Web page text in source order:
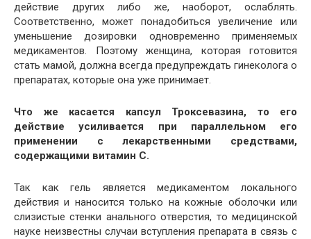
действие других либо же, наоборот, ослаблять.
Соответственно, может понадобиться увеличение или
уменьшение дозировки одновременно применяемых
медикаментов. Поэтому женщина, которая готовится
стать мамой, должна всегда предупреждать гинеколога о
препаратах, которые она уже принимает.
Что же касается капсул Троксевазина, то его
действие усиливается при параллельном его
применении с лекарственными средствами,
содержащими витамин С.
Так как гель является медикаментом локального
действия и наносится только на кожные оболочки или
слизистые стенки анального отверстия, то медицинской
науке неизвестны случаи вступления препарата в связь с